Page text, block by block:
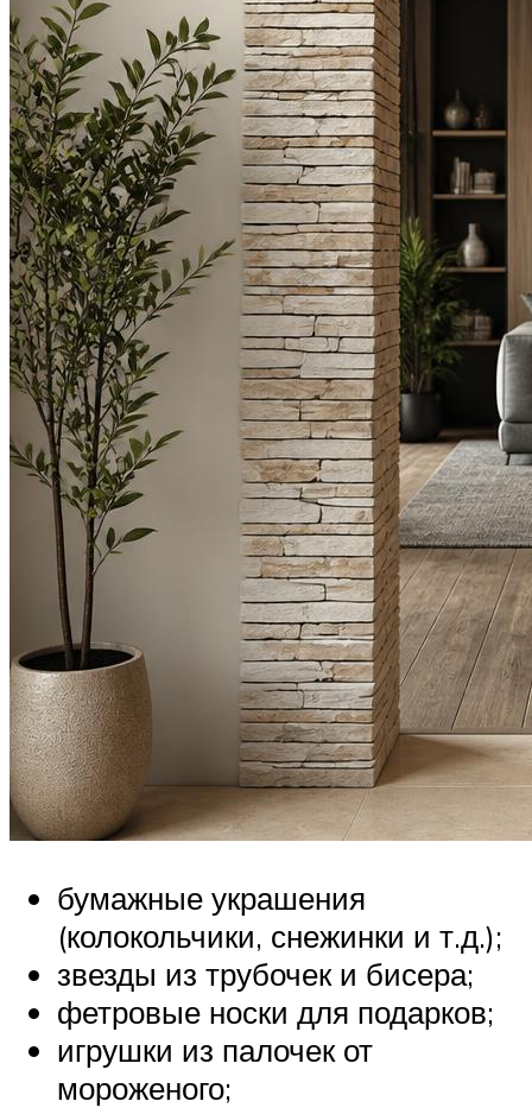
бумажные украшения
(колокольчики, снежинки и т.д.);
звезды из трубочек и бисера;
фетровые носки для подарков;
игрушки из палочек от
мороженого;